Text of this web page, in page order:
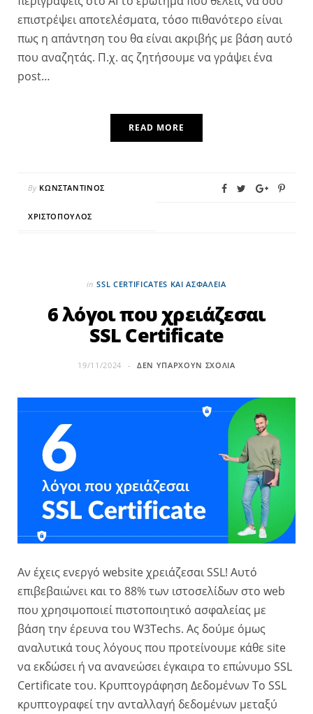
επιστρέψει αποτελέσματα, τόσο πιθανότερο είναι
πως η απάντηση του θα είναι ακριβής με βάση αυτό
που αναζητάς. Π.χ. ας ζητήσουμε να γράψει ένα
post…
READ MORE
By ΚΩΝΣΤΑΝΤΊΝΟΣ
ΧΡΙΣΤΌΠΟΥΛΟΣ
in SSL CERTIFICATES ΚΑΙ ΑΣΦΆΛΕΙΑ
6 λόγοι που χρειάζεσαι
SSL Certificate
19/11/2024 ΔΕΝ ΥΠΆΡΧΟΥΝ ΣΧΌΛΙΑ
Αν έχεις ενεργό website χρειάζεσαι SSL! Αυτό
επιβεβαιώνει και το 88% των ιστοσελίδων στο web
που χρησιμοποιεί πιστοποιητικό ασφαλείας με
βάση την έρευνα του W3Techs. Ας δούμε όμως
αναλυτικά τους λόγους που προτείνουμε κάθε site
να εκδώσει ή να ανανεώσει έγκαιρα το επώνυμο SSL
Certificate του. Κρυπτογράφηση Δεδομένων Το SSL
κρυπτογραφεί την ανταλλαγή δεδομένων μεταξύ